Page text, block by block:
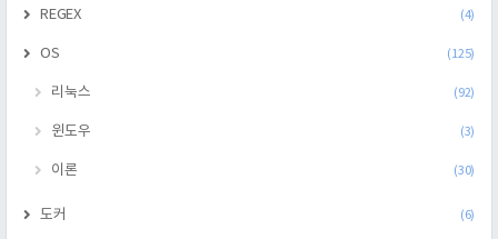
REGEX (4)
OS (125)
리눅스 (92)
윈도우 (3)
이론 (30)
도커 (6)